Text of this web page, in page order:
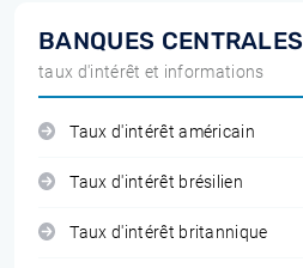
BANQUES CENTRALES
taux d'intérêt et informations
Taux d'intérêt américain
Taux d'intérêt brésilien
Taux d'intérêt britannique